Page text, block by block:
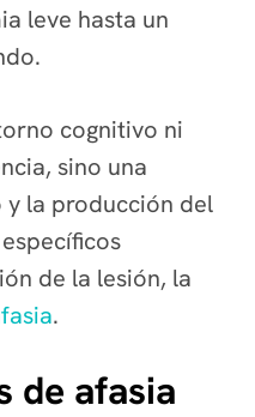
leve hasta un
cognitivo ni
sino una
y la producción del
de la lesión, la
.
de afasia